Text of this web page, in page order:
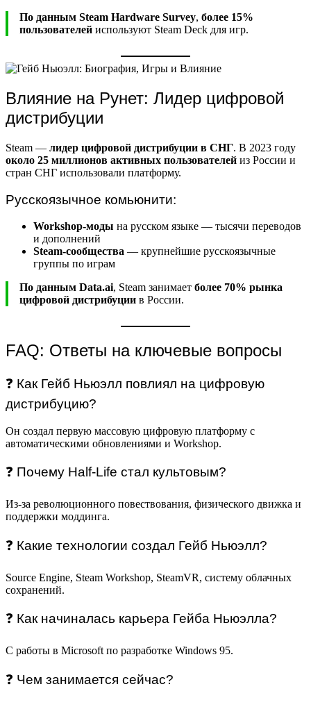
По данным Steam Hardware Survey, более 15%
пользователей используют Steam Deck для игр.
Влияние на Рунет: Лидер цифровой
дистрибуции
Steam — лидер цифровой дистрибуции в СНГ. В 2023 году
около 25 миллионов активных пользователей из России и
стран СНГ использовали платформу.
Русскоязычное комьюнити:
Workshop-моды на русском языке — тысячи переводов
и дополнений
Steam-сообщества — крупнейшие русскоязычные
группы по играм
По данным Data.ai, Steam занимает более 70% рынка
цифровой дистрибуции в России.
FAQ: Ответы на ключевые вопросы
❓ Как Гейб Ньюэлл повлиял на цифровую
дистрибуцию?
Он создал первую массовую цифровую платформу с
автоматическими обновлениями и Workshop.
❓ Почему Half-Life стал культовым?
Из-за революционного повествования, физического движка и
поддержки моддинга.
❓ Какие технологии создал Гейб Ньюэлл?
Source Engine, Steam Workshop, SteamVR, систему облачных
сохранений.
❓ Как начиналась карьера Гейба Ньюэлла?
С работы в Microsoft по разработке Windows 95.
❓ Чем занимается сейчас?